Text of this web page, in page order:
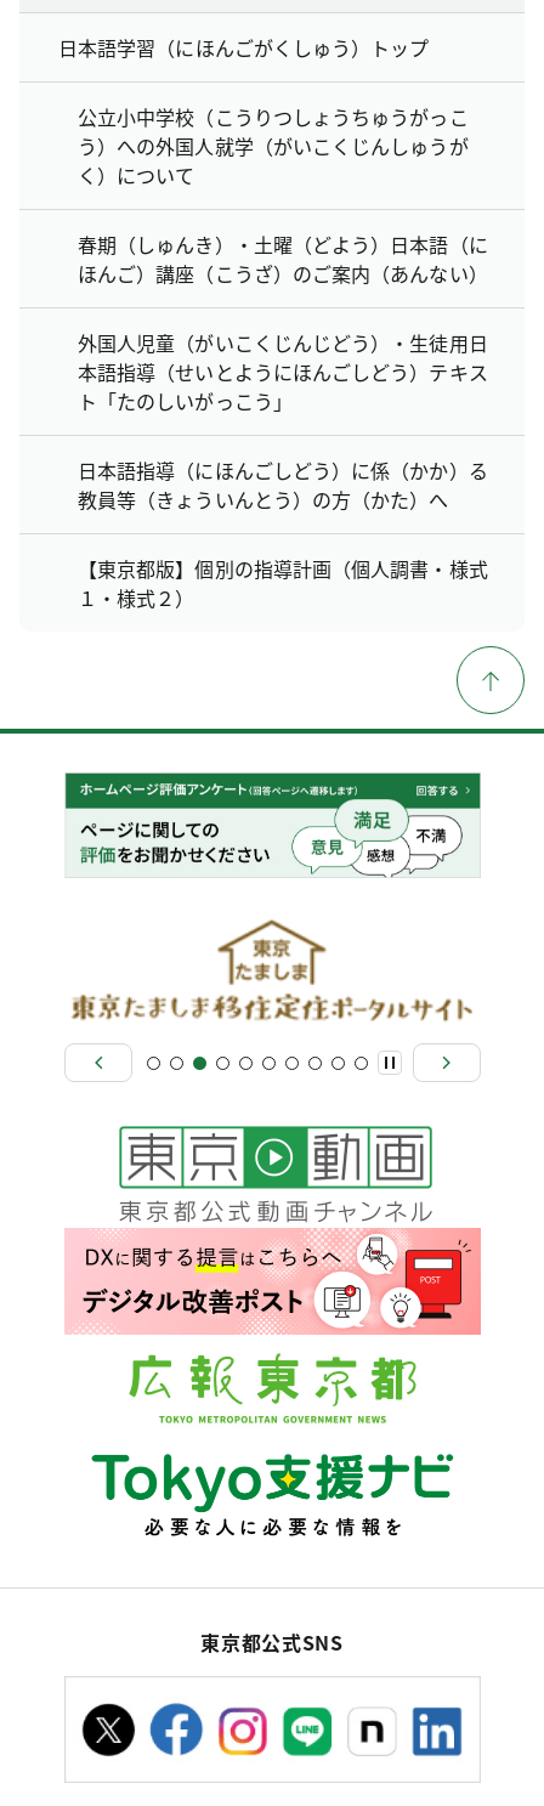
日本語学習（にほんごがくしゅう）トップ
公立小中学校（こうりつしょうちゅうがっこ
う）への外国人就学（がいこくじんしゅうが
く）について
春期（しゅんき）・土曜（どよう）日本語（に
ほんご）講座（こうざ）のご案内（あんない）
外国人児童（がいこくじんじどう）・生徒用日
本語指導（せいとようにほんごしどう）テキス
ト「たのしいがっこう」
日本語指導（にほんごしどう）に係（かか）る
教員等（きょういんとう）の方（かた）へ
【東京都版】個別の指導計画（個人調書・様式
１・様式２）
東京都公式SNS